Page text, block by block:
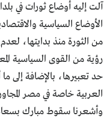
آلت إليه أوضاع ثورات في
الأوضاع السياسية
من الثورة منذ بدايتها،
رؤية من القوى السياسية
حد تعبيرها، بالإضافة إلى
العربية خاصة في مصر
وأشعرنا سقوط مبارك